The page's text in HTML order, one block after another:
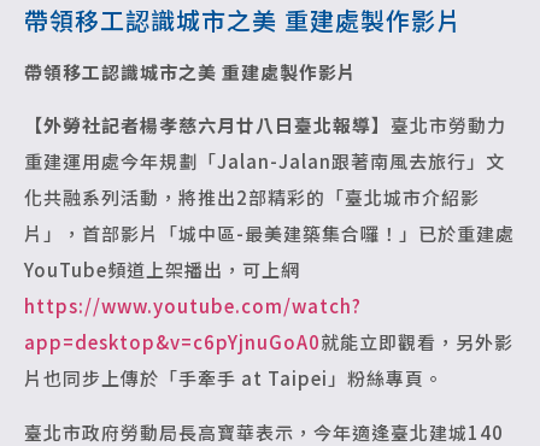
帶領移工認識城市之美 重建處製作影片
帶領移工認識城市之美 重建處製作影片
【外勞社記者楊孝慈六月廿八日臺北報導】 臺北市勞動力
重建運用處今年規劃「Jalan-Jalan跟著南風去旅行」文
化共融系列活動，將推出2部精彩的「臺北城市介紹影
片」，首部影片「城中區-最美建築集合囉！」已於重建處
YouTube頻道上架播出，可上網
https://www.youtube.com/watch?
app=desktop&v=c6pYjnuGoA0就能立即觀看，另外影
片也同步上傳於「手牽手 at Taipei」粉絲專頁。
臺北市政府勞動局長高寶華表示，今年適逢臺北建城140